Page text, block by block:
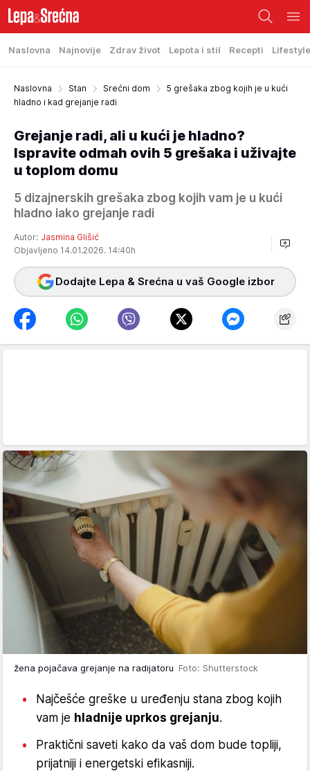
Naslovna Najnovije Zdrav život Lepota i stil Recepti Lifestyle
Naslovna Stan Srećni dom
5 grešaka zbog kojih je u kući
hladno i kad grejanje radi
Grejanje radi, ali u kući je hladno?
Ispravite odmah ovih 5 grešaka i uživajte
u toplom domu
5 dizajnerskih grešaka zbog kojih vam je u kući
hladno iako grejanje radi
Autor: Jasmina Glišić
Objavljeno 14.01.2026. 14:40h
Dodajte Lepa & Srećna u vaš Google izbor
žena pojačava grejanje na radijatoru Foto: Shutterstock
Najčešće greške u uređenju stana zbog kojih
vam je hladnije uprkos grejanju.
Praktični saveti kako da vaš dom bude topliji,
prijatniji i energetski efikasniji.